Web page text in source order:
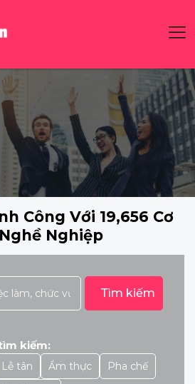
Công Với 19,656 Cơ
Nghiệp
Tìm kiếm
kiếm:
Lễ tân Ẩm thực
Pha chế